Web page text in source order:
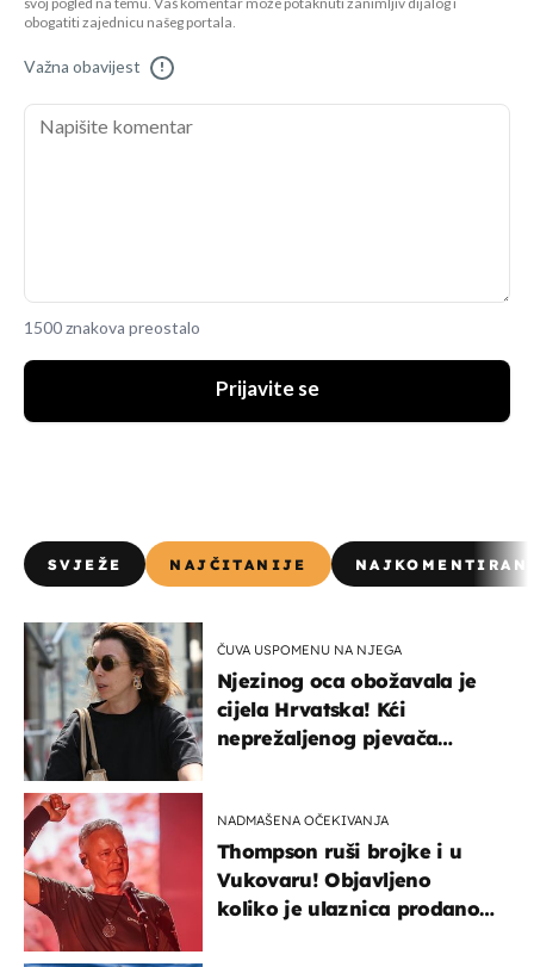
svoj pogled na temu. Vaš komentar može potaknuti zanimljiv dijalog i
obogatiti zajednicu našeg portala.
Važna obavijest !
1500 znakova preostalo
Prijavite se
SVJEŽE NAJČITANIJE
ČUVA USPOMENU NA NJEGA
Njezinog oca obožavala je
cijela Hrvatska! Kći
neprežaljenog pjevača
NADMAŠENA OČEKIVANJA
Thompson ruši brojke i u
Vukovaru! Objavljeno
koliko je ulaznica prodano